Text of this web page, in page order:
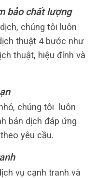
bảo chất lượng
chúng tôi luôn
thuật 4 bước như
thuật, hiệu đính và
chúng tôi luôn
bản dịch đáp ứng
yêu cầu.
vụ cạnh tranh và